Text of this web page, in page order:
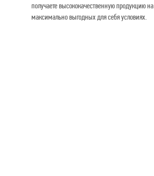
получаете высококачественную продукцию на
максимально выгодных для себя условиях.